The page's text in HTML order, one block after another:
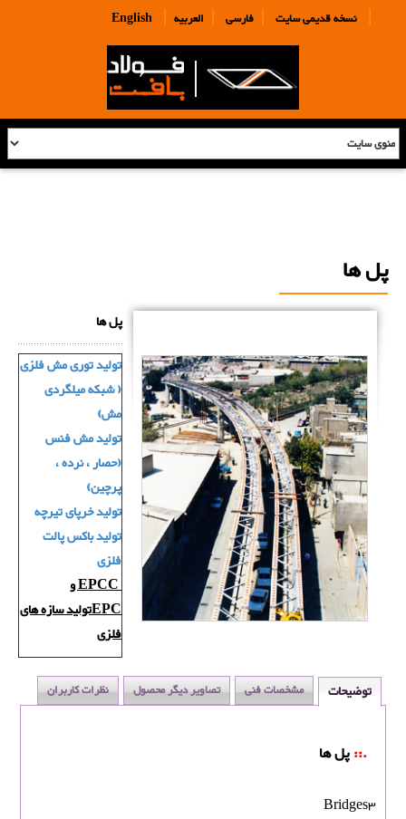
English | نسخه قدیمی سایت| فارسی| العربیه |
پل ها
پل ها
تولید توری مش فلزی
( شبکه میلگردی
مش)
تولید مش فنس
(حصار ، نرده ،
پرچین)
تولید خرپای تیرچه
تولید باکس پالت
فلزی
EPCC و
EPCتولید سازه های
فلزی
توضیحات مشخصات فنی تصاویر دیگر محصول نظرات کاربران
.::پل ها
Bridges3